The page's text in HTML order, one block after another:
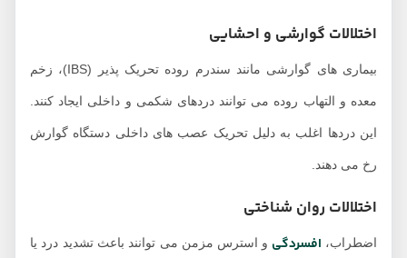
اختلالات گوارشی و احشایی
بیماری‌ های گوارشی مانند سندرم روده تحریک ‌پذیر (IBS)، زخم
معده و التهاب روده می‌ توانند دردهای شکمی و داخلی ایجاد کنند.
این دردها اغلب به دلیل تحریک عصب‌ های داخلی دستگاه گوارش
رخ می‌ دهند.
اختلالات روان ‌شناختی
اضطراب،افسردگیو استرس مزمن می‌ توانند باعث تشدید درد یا